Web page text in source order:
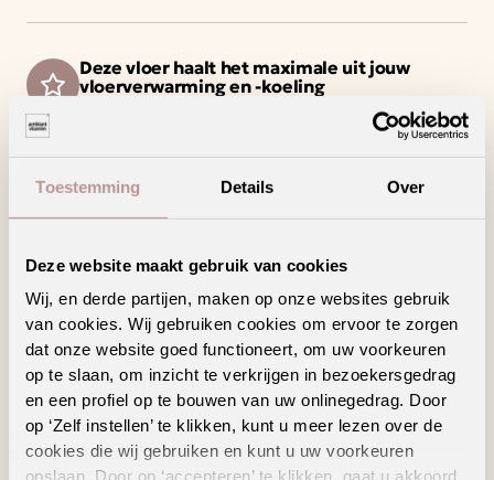
Toestemming Details Over
Deze website maakt gebruik van cookies
Wij, en derde partijen, maken op onze websites gebruik
van cookies. Wij gebruiken cookies om ervoor te zorgen
dat onze website goed functioneert, om uw voorkeuren
op te slaan, om inzicht te verkrijgen in bezoekersgedrag
en een profiel op te bouwen van uw onlinegedrag. Door
op ‘Zelf instellen’ te klikken, kunt u meer lezen over de
cookies die wij gebruiken en kunt u uw voorkeuren
Deze vloer haalt het maximale uit jouw
vloerverwarming en -koeling
Een waterbestendige vloer voor zorgeloos
wooncomfort
Ook verkrijgbaar als complete traprenovatie
Geschikte
vloertoebehoren